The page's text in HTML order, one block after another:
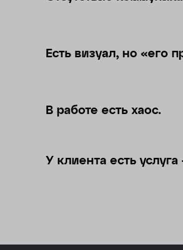
Eсть визуал, но «его
В работе есть хаос.
У клиента есть